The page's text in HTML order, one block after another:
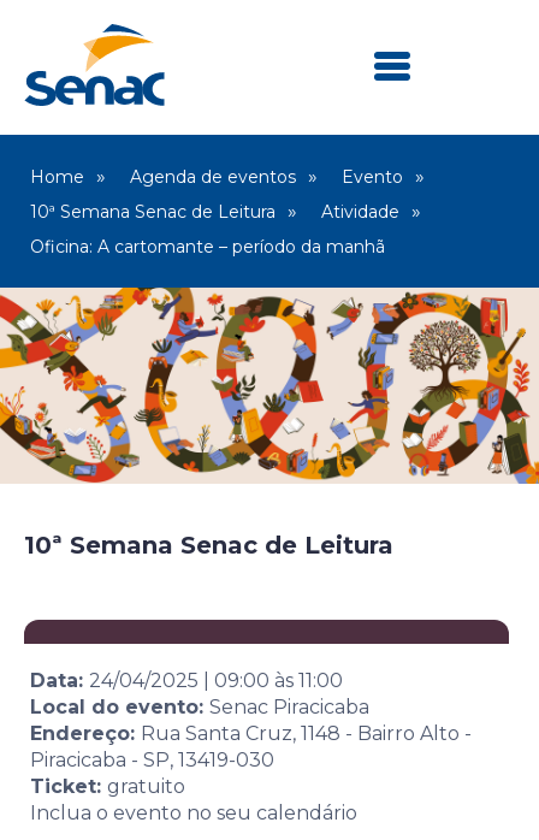
Home Agenda de eventos
Evento
10ª Semana Senac de Leitura
Atividade
Oficina: A cartomante – período da manhã
10ª Semana Senac de Leitura
Data: 24/04/2025 09:00 às 11:00
Local do evento: Senac Piracicaba
Endereço: Rua Santa Cruz, 1148 - Bairro Alto -
Piracicaba - SP, 13419-030
Ticket: gratuito
Inclua o evento no seu calendário